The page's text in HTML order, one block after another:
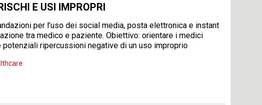
E USI IMPROPRI
per l’uso dei social media, posta elettronica e instant
tra medico e paziente. Obiettivo: orientare i medici
ripercussioni negative di un uso improprio